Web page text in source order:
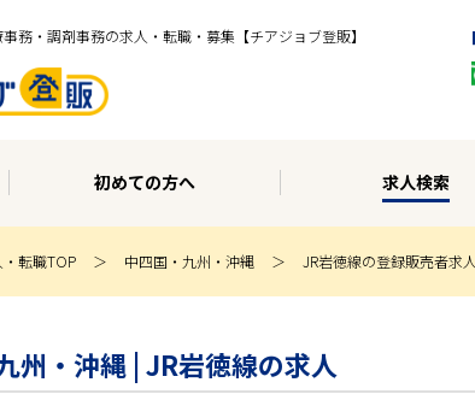
務・調剤事務の求人・転職・募集【チアジョブ登販】
初めての方へ 求人検索
転職TOP 中四国・九州・沖縄 JR岩徳線の登録販売者求人
州・沖縄 | JR岩徳線の求人